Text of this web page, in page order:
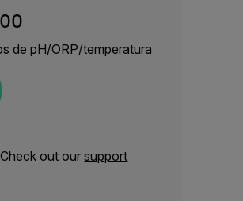
de pH/ORP/temperatura
out oursupport